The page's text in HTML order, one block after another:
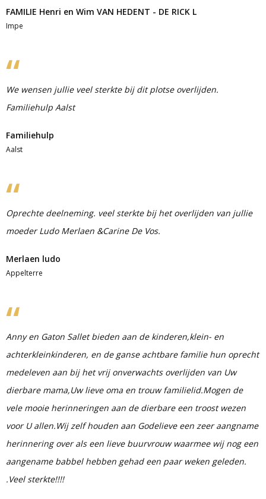
FAMILIE Henri en Wim VAN HEDENT - DE RICK L
Impe
We wensen jullie veel sterkte bij dit plotse overlijden.
Familiehulp Aalst
Familiehulp
Aalst
Oprechte deelneming. veel sterkte bij het overlijden van jullie
moeder Ludo Merlaen &Carine De Vos.
Merlaen ludo
Appelterre
Anny en Gaton Sallet bieden aan de kinderen,klein- en
achterkleinkinderen, en de ganse achtbare familie hun oprecht
medeleven aan bij het vrij onverwachts overlijden van Uw
dierbare mama,Uw lieve oma en trouw familielid.Mogen de
vele mooie herinneringen aan de dierbare een troost wezen
voor U allen.Wij zelf houden aan Godelieve een zeer aangname
herinnering over als een lieve buurvrouw waarmee wij nog een
aangename babbel hebben gehad een paar weken geleden.
.Veel sterkte!!!!